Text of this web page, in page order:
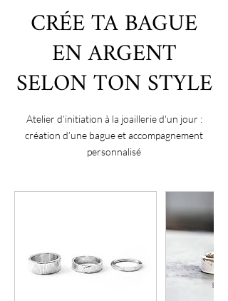
CRÉE TA BAGUE
EN ARGENT
SELON TON STYLE
Atelier d’initiation à la joaillerie d'un jour :
création d’une bague et accompagnement
personnalisé